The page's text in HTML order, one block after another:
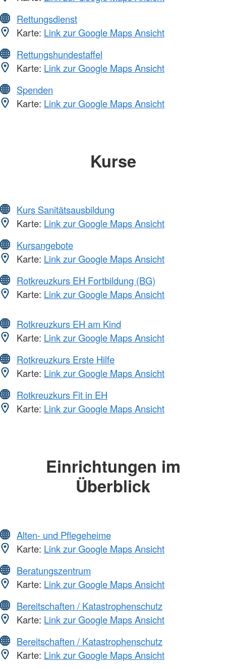
Rettungsdienst
Karte: Link zur Google Maps Ansicht
Rettungshundestaffel
Karte: Link zur Google Maps Ansicht
Spenden
Karte: Link zur Google Maps Ansicht
Kurse
Kurs Sanitätsausbildung
Karte: Link zur Google Maps Ansicht
Kursangebote
Karte: Link zur Google Maps Ansicht
Rotkreuzkurs EH Fortbildung (BG)
Karte: Link zur Google Maps Ansicht
Rotkreuzkurs EH am Kind
Karte: Link zur Google Maps Ansicht
Rotkreuzkurs Erste Hilfe
Karte: Link zur Google Maps Ansicht
Rotkreuzkurs Fit in EH
Karte: Link zur Google Maps Ansicht
Einrichtungen im
Überblick
Alten- und Pflegeheime
Karte: Link zur Google Maps Ansicht
Beratungszentrum
Karte: Link zur Google Maps Ansicht
Bereitschaften / Katastrophenschutz
Karte: Link zur Google Maps Ansicht
Bereitschaften / Katastrophenschutz
Karte: Link zur Google Maps Ansicht